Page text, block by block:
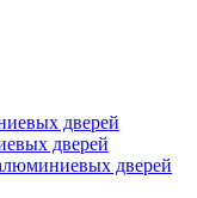
дверей
дверей
дверей